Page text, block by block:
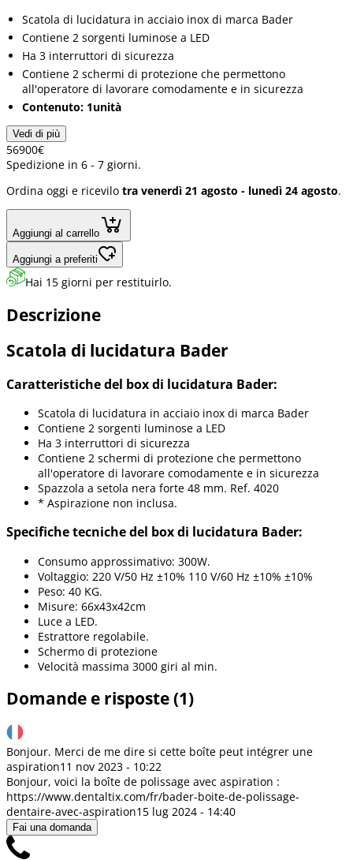
Scatola di lucidatura in acciaio inox di marca Bader
Contiene 2 sorgenti luminose a LED
Ha 3 interruttori di sicurezza
Contiene 2 schermi di protezione che permettono
all'operatore di lavorare comodamente e in sicurezza
Contenuto: 1unità
Vedi di più
56900€
Spedizione in 6 - 7 giorni.
Ordina oggi e ricevilo tra venerdì 21 agosto - lunedì 24 agosto.
Aggiungi al carrello
Aggiungi a preferiti
Hai 15 giorni per restituirlo.
Descrizione
Scatola di lucidatura Bader
Caratteristiche del box di lucidatura Bader:
Scatola di lucidatura in acciaio inox di marca Bader
Contiene 2 sorgenti luminose a LED
Ha 3 interruttori di sicurezza
Contiene 2 schermi di protezione che permettono
all'operatore di lavorare comodamente e in sicurezza
Spazzola a setola nera forte 48 mm. Ref. 4020
* Aspirazione non inclusa.
Specifiche tecniche del box di lucidatura Bader:
Consumo approssimativo: 300W.
Voltaggio: 220 V/50 Hz ±10% 110 V/60 Hz ±10% ±10%
Peso: 40 KG.
Misure: 66x43x42cm
Luce a LED.
Estrattore regolabile.
Schermo di protezione
Velocità massima 3000 giri al min.
Domande e risposte (1)
Bonjour. Merci de me dire si cette boîte peut intégrer une
aspiration11 nov 2023 - 10:22
Bonjour, voici la boîte de polissage avec aspiration :
https://www.dentaltix.com/fr/bader-boite-de-polissage-
dentaire-avec-aspiration15 lug 2024 - 14:40
Fai una domanda